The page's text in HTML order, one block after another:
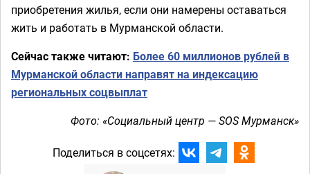
приобретения жилья, если они намерены оставаться
жить и работать в Мурманской области.
Сейчас также читают: Более 60 миллионов рублей в
Мурманской области направят на индексацию
региональных соцвыплат
Фото: «Социальный центр — SOS Мурманск»
Поделиться в соцсетях: